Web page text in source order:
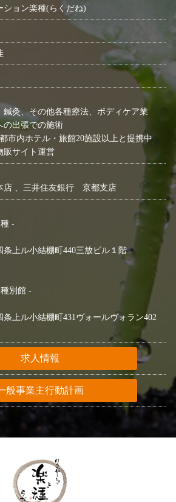
ション楽種(らくだね)
鍼灸、その他各種療法、ボディケア業
の出張での施術
市内ホテル・旅館20施設以上と提携中
販サイト運営
、三井住友銀行 京都支店
-
上ル小結棚町440三放ビル１階
別館 -
上ル小結棚町431ヴォールヴォラン402
求人情報
般事業主行動計画